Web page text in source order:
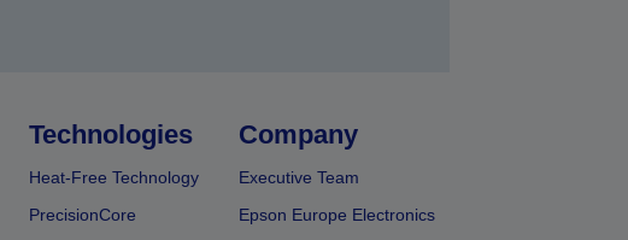
Technologies
Heat-Free Technology
PrecisionCore
Company
Executive Team
Epson Europe Electronics